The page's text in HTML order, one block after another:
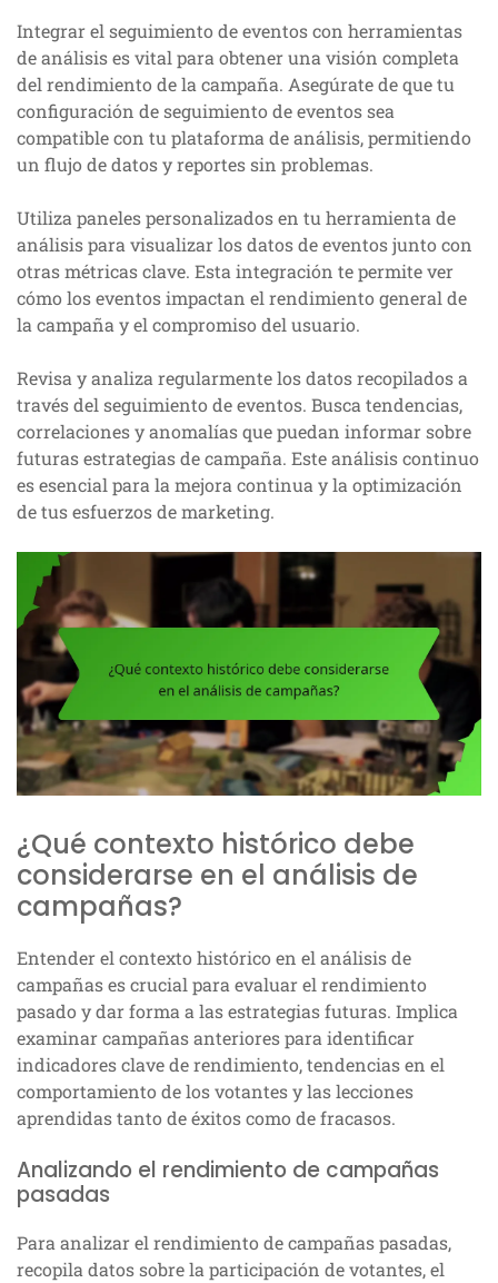
Integrar el seguimiento de eventos con herramientas
de análisis es vital para obtener una visión completa
del rendimiento de la campaña. Asegúrate de que tu
configuración de seguimiento de eventos sea
compatible con tu plataforma de análisis, permitiendo
un flujo de datos y reportes sin problemas.
Utiliza paneles personalizados en tu herramienta de
análisis para visualizar los datos de eventos junto con
otras métricas clave. Esta integración te permite ver
cómo los eventos impactan el rendimiento general de
la campaña y el compromiso del usuario.
Revisa y analiza regularmente los datos recopilados a
través del seguimiento de eventos. Busca tendencias,
correlaciones y anomalías que puedan informar sobre
futuras estrategias de campaña. Este análisis continuo
es esencial para la mejora continua y la optimización
de tus esfuerzos de marketing.
¿Qué contexto histórico debe
considerarse en el análisis de
campañas?
Entender el contexto histórico en el análisis de
campañas es crucial para evaluar el rendimiento
pasado y dar forma a las estrategias futuras. Implica
examinar campañas anteriores para identificar
indicadores clave de rendimiento, tendencias en el
comportamiento de los votantes y las lecciones
aprendidas tanto de éxitos como de fracasos.
Analizando el rendimiento de campañas
pasadas
Para analizar el rendimiento de campañas pasadas,
recopila datos sobre la participación de votantes, el